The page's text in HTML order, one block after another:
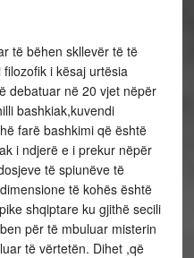
të bëhen skllevër të të
i kësaj urtësia
debatuar në 20 vjet nëpër
bashkiak,kuvendi
farë bashkimi që është
i ndjerë e i prekur nëpër
të spiunëve të
të kohës është
shqiptare ku gjithë secili
për të mbuluar misterin
të vërtetën. Dihet ,që